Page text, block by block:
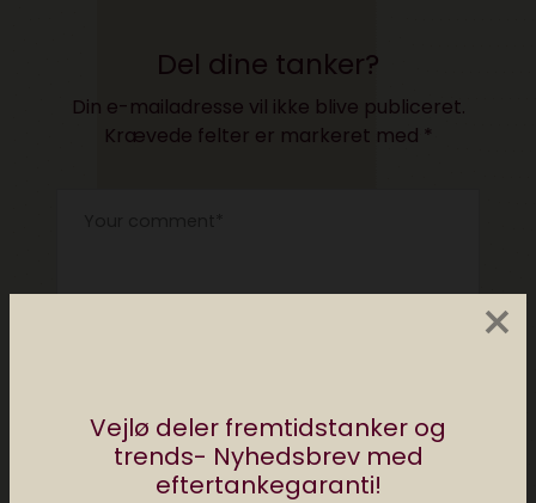
Vejlø deler fremtidstanker og
trends- Nyhedsbrev med
eftertankegaranti!
×
Del dine tanker?
Din e-mailadresse vil ikke blive publiceret.
Krævede felter er markeret med *